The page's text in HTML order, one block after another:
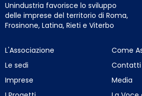
Unindustria favorisce lo sviluppo
delle imprese del territorio di Roma,
Frosinone, Latina, Rieti e Viterbo
L'Associazione
Le sedi
Imprese
Come
Contatti
Media